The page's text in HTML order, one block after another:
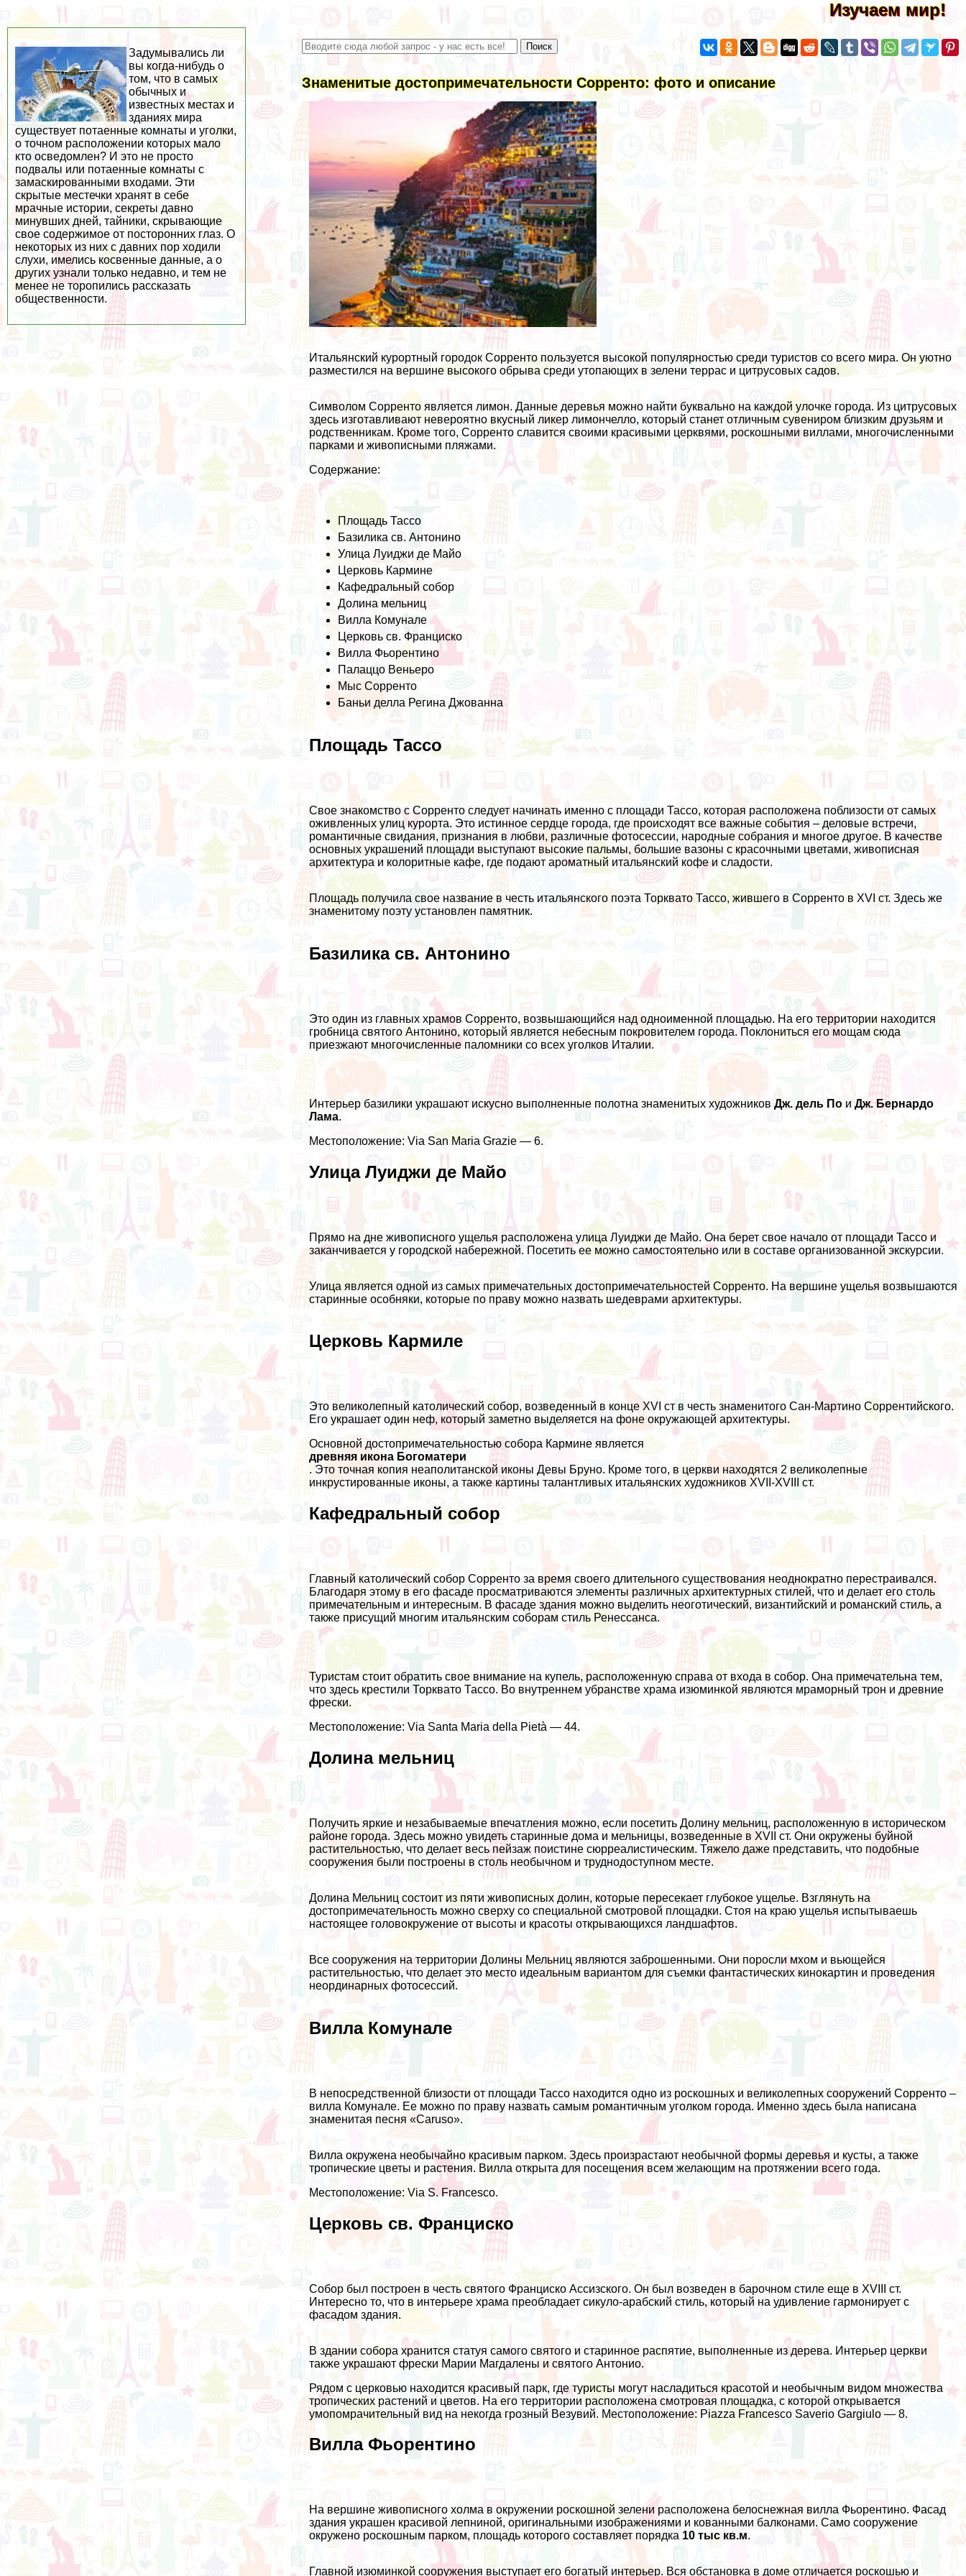
Изучаем мир!
Знаменитые достопримечательности Сорренто: фото и описание
Итальянский курортный городок Сорренто пользуется высокой популярностью среди туристов со всего мира. Он уютно
разместился на вершине высокого обрыва среди утопающих в зелени террас и цитрусовых садов.
Символом Сорренто является лимон. Данные деревья можно найти буквально на каждой улочке города. Из цитрусовых
здесь изготавливают невероятно вкусный ликер лимончелло, который станет отличным сувениром близким друзьям и
родственникам. Кроме того, Сорренто славится своими красивыми церквями, роскошными виллами, многочисленными
парками и живописными пляжами.
Содержание:
Площадь Тассо
Базилика св. Антонино
Улица Луиджи де Майо
Церковь Кармине
Кафедральный собор
Долина мельниц
Вилла Комунале
Церковь св. Франциско
Вилла Фьорентино
Палаццо Веньеро
Мыс Сорренто
Баньи делла Регина Джованна
Площадь Тассо
Свое знакомство с Сорренто следует начинать именно с площади Тассо, которая расположена поблизости от самых
оживленных улиц курорта. Это истинное сердце города, где происходят все важные события – деловые встречи,
романтичные свидания, признания в любви, различные фотосессии, народные собрания и многое другое. В качестве
основных украшений площади выступают высокие пальмы, большие вазоны с красочными цветами, живописная
архитектура и колоритные кафе, где подают ароматный итальянский кофе и сладости.
Площадь получила свое название в честь итальянского поэта Торквато Тассо, жившего в Сорренто в XVI ст. Здесь же
знаменитому поэту установлен памятник.
Базилика св. Антонино
Это один из главных храмов Сорренто, возвышающийся над одноименной площадью. На его территории находится
гробница святого Антонино, который является небесным покровителем города. Поклониться его мощам сюда
приезжают многочисленные паломники со всех уголков Италии.
Интерьер базилики украшают искусно выполненные полотна знаменитых художниковДж. дель По иДж. Бернардо
Лама.
Местоположение: Via San Maria Grazie — 6.
Улица Луиджи де Майо
Прямо на дне живописного ущелья расположена улица Луиджи де Майо. Она берет свое начало от площади Тассо и
заканчивается у городской набережной. Посетить ее можно самостоятельно или в составе организованной экскурсии.
Улица является одной из самых примечательных достопримечательностей Сорренто. На вершине ущелья возвышаются
старинные особняки, которые по праву можно назвать шедеврами архитектуры.
Церковь Кармиле
Это великолепный католический собор, возведенный в конце XVI ст в честь знаменитого Сан-Мартино Соррентийского.
Его украшает один неф, который заметно выделяется на фоне окружающей архитектуры.
Основной достопримечательностью собора Кармине является
древняя икона Богоматери
. Это точная копия неаполитанской иконы Девы Бруно. Кроме того, в церкви находятся 2 великолепные
инкрустированные иконы, а также картины талантливых итальянских художников XVII-XVIII ст.
Кафедральный собор
Главный католический собор Сорренто за время своего длительного существования неоднократно перестраивался.
Благодаря этому в его фасаде просматриваются элементы различных архитектурных стилей, что и делает его столь
примечательным и интересным. В фасаде здания можно выделить неоготический, византийский и романский стиль, а
также присущий многим итальянским соборам стиль Ренессанса.
Туристам стоит обратить свое внимание на купель, расположенную справа от входа в собор. Она примечательна тем,
что здесь крестили Торквато Тассо. Во внутреннем убранстве храма изюминкой являются мраморный трон и древние
фрески.
Местоположение: Via Santa Maria della Pietà — 44.
Долина мельниц
Получить яркие и незабываемые впечатления можно, если посетить Долину мельниц, расположенную в историческом
районе города. Здесь можно увидеть старинные дома и мельницы, возведенные в XVII ст. Они окружены буйной
растительностью, что делает весь пейзаж поистине сюрреалистическим. Тяжело даже представить, что подобные
сооружения были построены в столь необычном и труднодоступном месте.
Долина Мельниц состоит из пяти живописных долин, которые пересекает глубокое ущелье. Взглянуть на
достопримечательность можно сверху со специальной смотровой площадки. Стоя на краю ущелья испытываешь
настоящее головокружение от высоты и красоты открывающихся ландшафтов.
Все сооружения на территории Долины Мельниц являются заброшенными. Они поросли мхом и вьющейся
растительностью, что делает это место идеальным вариантом для съемки фантастических кинокартин и проведения
неординарных фотосессий.
Вилла Комунале
В непосредственной близости от площади Тассо находится одно из роскошных и великолепных сооружений Сорренто –
вилла Комунале. Ее можно по праву назвать самым романтичным уголком города. Именно здесь была написана
знаменитая песня «Caruso».
Вилла окружена необычайно красивым парком. Здесь произрастают необычной формы деревья и кусты, а также
тропические цветы и растения. Вилла открыта для посещения всем желающим на протяжении всего года.
Местоположение: Via S. Francesco.
Церковь св. Франциско
Собор был построен в честь святого Франциско Ассизского. Он был возведен в барочном стиле еще в XVIII ст.
Интересно то, что в интерьере храма преобладает сикуло-арабский стиль, который на удивление гармонирует с
фасадом здания.
В здании собора хранится статуя самого святого и старинное распятие, выполненные из дерева. Интерьер церкви
также украшают фрески Марии Магдалены и святого Антонио.
Рядом с церковью находится красивый парк, где туристы могут насладиться красотой и необычным видом множества
тропических растений и цветов. На его территории расположена смотровая площадка, с которой открывается
умопомрачительный вид на некогда грозный Везувий. Местоположение: Piazza Francesco Saverio Gargiulo — 8.
Вилла Фьорентино
На вершине живописного холма в окружении роскошной зелени расположена белоснежная вилла Фьорентино. Фасад
здания украшен красивой лепниной, оригинальными изображениями и кованными балконами. Само сооружение
окружено роскошным парком, площадь которого составляет порядка 10 тыс кв.м.
Главной изюминкой сооружения выступает его богатый интерьер. Вся обстановка в доме отличается роскошью и
Задумывались ли
вы когда-нибудь о
том, что в самых
обычных и
известных местах и
зданиях мира
существует потаенные комнаты и уголки,
о точном расположении которых мало
кто осведомлен? И это не просто
подвалы или потаенные комнаты с
замаскированными входами. Эти
скрытые местечки хранят в себе
мрачные истории, секреты давно
минувших дней, тайники, скрывающие
свое содержимое от посторонних глаз. О
некоторых из них с давних пор ходили
слухи, имелись косвенные данные, а о
других узнали только недавно, и тем не
менее не торопились рассказать
общественности.